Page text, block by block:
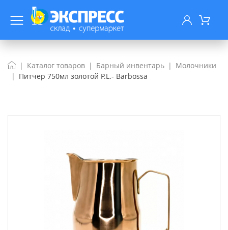
Каталог товаров Барный инвентарь
Молочники
Питчер 750мл золотой P.L.- Barbossa